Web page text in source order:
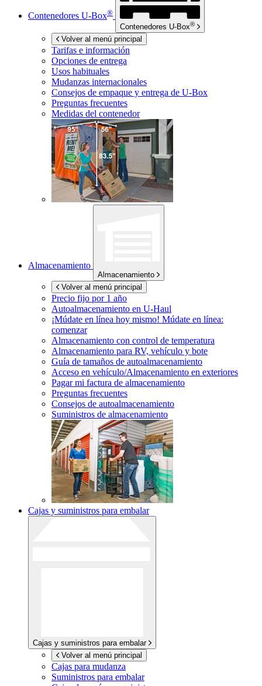
Contenedores U-Box®
Contenedores U-Box®
Volver al menú principal
Tarifas e información
Opciones de entrega
Usos habituales
Mudanzas internacionales
Consejos de empaque y entrega de U-Box
Preguntas frecuentes
Medidas del contenedor
Almacenamiento
Almacenamiento
Volver al menú principal
Precio fijo por 1 año
Autoalmacenamiento en U-Haul
¡Múdate en línea hoy mismo! Múdate en línea:
comenzar
Almacenamiento con control de temperatura
Almacenamiento para RV, vehículo y bote
Guía de tamaños de autoalmacenamiento
Acceso en vehículo/Almacenamiento en exteriores
Pagar mi factura de almacenamiento
Preguntas frecuentes
Consejos de autoalmacenamiento
Suministros de almacenamiento
Cajas y suministros para embalar
Cajas y suministros para embalar
Volver al menú principal
Cajas para mudanza
Suministros para embalar